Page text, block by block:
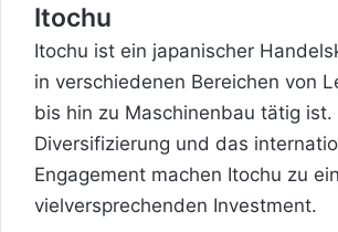
Itochu
Itochu ist ein japanischer
in verschiedenen Bereichen von
bis hin zu Maschinenbau tätig ist.
Diversifizierung und das
Engagement machen Itochu zu
vielversprechenden Investment.